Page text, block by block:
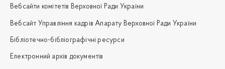
Вебсайти комітетів Верховної Ради України
Вебсайт Управління кадрів Апарату Верховної Ради України
Бібліотечно-бібліографічні ресурси
Електронний архів документів